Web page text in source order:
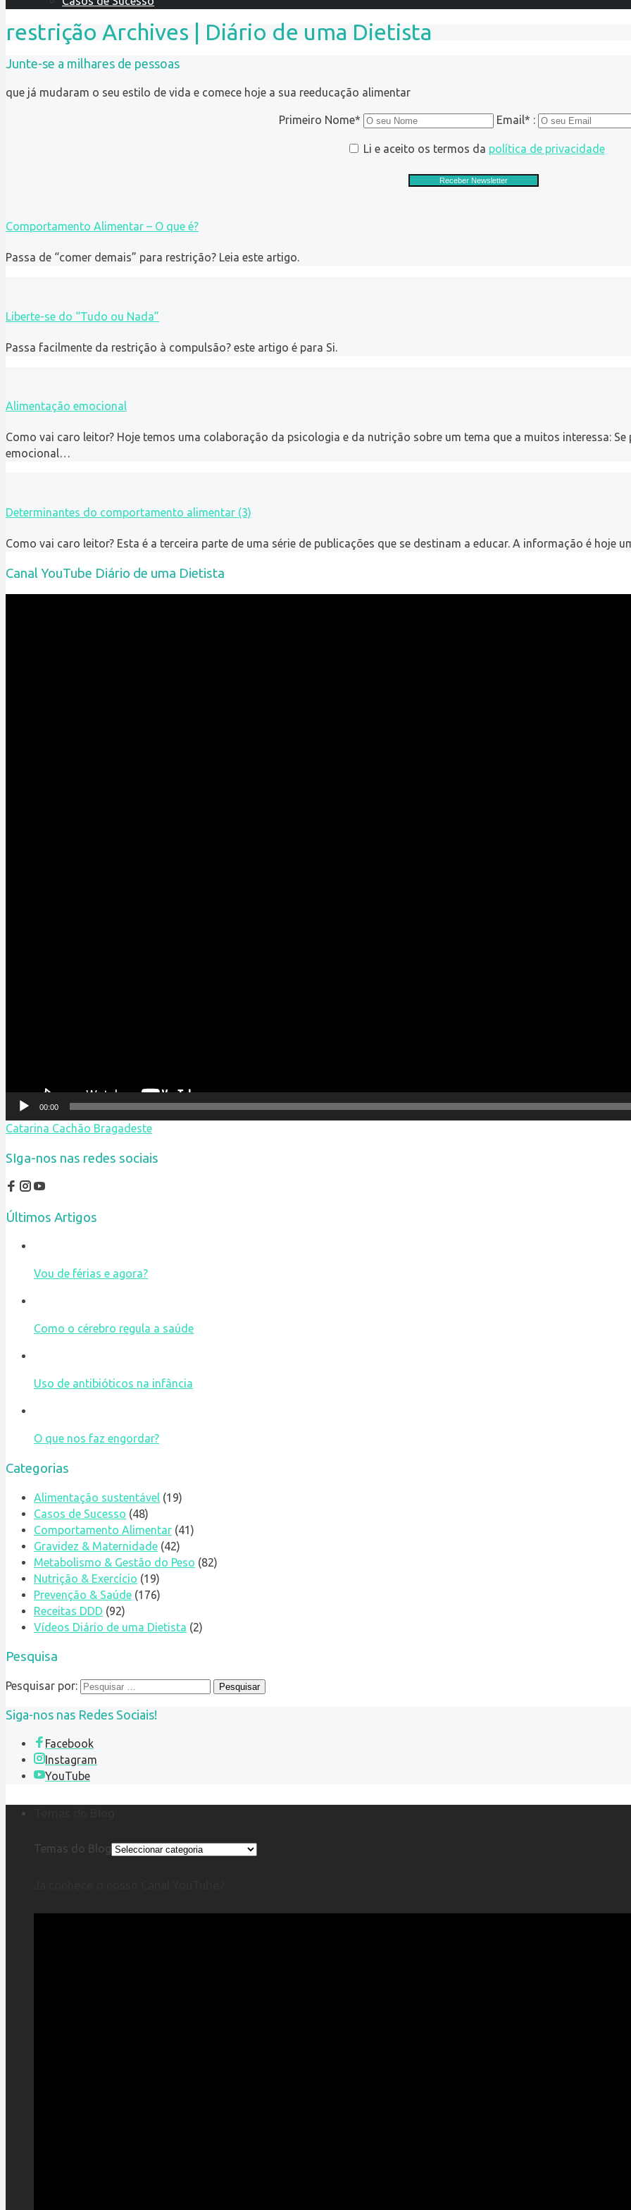
restrição Archives | Diário de uma Dietista
Junte-se a milhares de pessoas
que já mudaram o seu estilo de vida e comece hoje a sua reeducação alimentar
Primeiro Nome* Email* :
Li e aceito os termos da política de privacidade
Comportamento Alimentar – O que é?
Passa de “comer demais” para restrição? Leia este artigo.
Liberte-se do “Tudo ou Nada”
Passa facilmente da restrição à compulsão? este artigo é para Si.
Alimentação emocional
Como vai caro leitor? Hoje temos uma colaboração da psicologia e da nutrição sobre um tema que a muitos interessa:
emocional…
Determinantes do comportamento alimentar (3)
Como vai caro leitor? Esta é a terceira parte de uma série de publicações que se destinam a educar. A informação é hoje
Canal YouTube Diário de uma Dietista
00:00
Catarina Cachão Bragadeste
SIga-nos nas redes sociais
Últimos Artigos
Vou de férias e agora?
Como o cérebro regula a saúde
Uso de antibióticos na infância
O que nos faz engordar?
Categorias
Alimentação sustentável (19)
Casos de Sucesso (48)
Comportamento Alimentar (41)
Gravidez & Maternidade (42)
Metabolismo & Gestão do Peso (82)
Nutrição & Exercício (19)
Prevenção & Saúde (176)
Receitas DDD (92)
Vídeos Diário de uma Dietista (2)
Pesquisa
Pesquisar por:
Siga-nos nas Redes Sociais!
Facebook
Instagram
YouTube
Temas do Blog